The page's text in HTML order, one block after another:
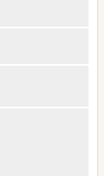
も整っています。
をしたい方にもオススメ